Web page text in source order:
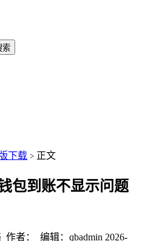
索
下载 > 正文
包到账不显示问题
作者： 编辑：qbadmin 2026-